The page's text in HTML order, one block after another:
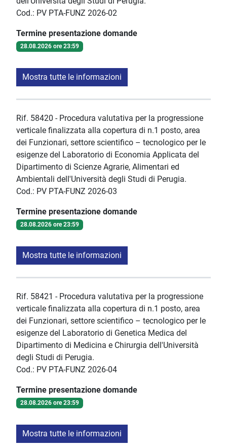
Cod.: PV PTA-FUNZ 2026-02
Termine presentazione domande
28.08.2026 ore 23:59
Mostra tutte le informazioni
Rif. 58420 - Procedura valutativa per la progressione
verticale finalizzata alla copertura di n.1 posto, area
dei Funzionari, settore scientifico – tecnologico per le
esigenze del Laboratorio di Economia Applicata del
Dipartimento di Scienze Agrarie, Alimentari ed
Ambientali dell'Università degli Studi di Perugia.
Cod.: PV PTA-FUNZ 2026-03
Termine presentazione domande
28.08.2026 ore 23:59
Mostra tutte le informazioni
Rif. 58421 - Procedura valutativa per la progressione
verticale finalizzata alla copertura di n.1 posto, area
dei Funzionari, settore scientifico – tecnologico per le
esigenze del Laboratorio di Genetica Medica del
Dipartimento di Medicina e Chirurgia dell'Università
degli Studi di Perugia.
Cod.: PV PTA-FUNZ 2026-04
Termine presentazione domande
28.08.2026 ore 23:59
Mostra tutte le informazioni